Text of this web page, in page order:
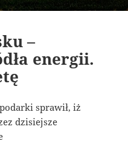
–
energii.
sprawił, iż
dzisiejsze